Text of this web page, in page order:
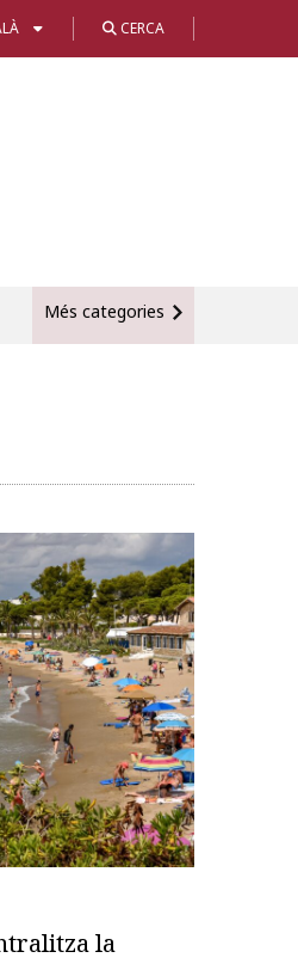
CERCA
Més categories
la